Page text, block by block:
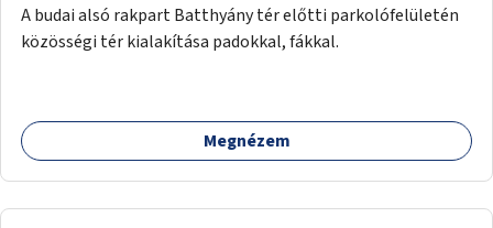
A budai alsó rakpart Batthyány tér előtti parkolófelületén
közösségi tér kialakítása padokkal, fákkal.
Megnézem